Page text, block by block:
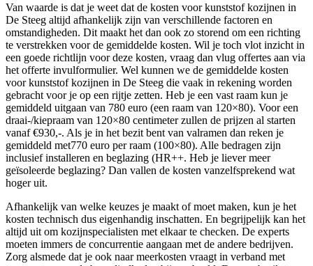
Van waarde is dat je weet dat de kosten voor kunststof kozijnen in
De Steeg altijd afhankelijk zijn van verschillende factoren en
omstandigheden. Dit maakt het dan ook zo storend om een richting
te verstrekken voor de gemiddelde kosten. Wil je toch vlot inzicht in
een goede richtlijn voor deze kosten, vraag dan vlug offertes aan via
het offerte invulformulier. Wel kunnen we de gemiddelde kosten
voor kunststof kozijnen in De Steeg die vaak in rekening worden
gebracht voor je op een rijtje zetten. Heb je een vast raam kun je
gemiddeld uitgaan van 780 euro (een raam van 120×80). Voor een
draai-/kiepraam van 120×80 centimeter zullen de prijzen al starten
vanaf €930,-. Als je in het bezit bent van valramen dan reken je
gemiddeld met770 euro per raam (100×80). Alle bedragen zijn
inclusief installeren en beglazing (HR++. Heb je liever meer
geïsoleerde beglazing? Dan vallen de kosten vanzelfsprekend wat
hoger uit.
Afhankelijk van welke keuzes je maakt of moet maken, kun je het
kosten technisch dus eigenhandig inschatten. En begrijpelijk kan het
altijd uit om kozijnspecialisten met elkaar te checken. De experts
moeten immers de concurrentie aangaan met de andere bedrijven.
Zorg alsmede dat je ook naar meerkosten vraagt in verband met